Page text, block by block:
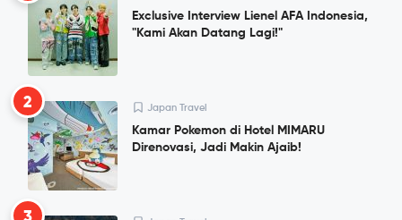
Exclusive Interview Lienel AFA Indonesia,
"Kami Akan Datang Lagi!"
2 Japan Travel
Kamar Pokemon di Hotel MIMARU
Direnovasi, Jadi Makin Ajaib!